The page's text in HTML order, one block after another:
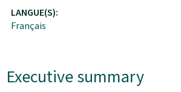
LANGUE(S):
Français
Executive summary